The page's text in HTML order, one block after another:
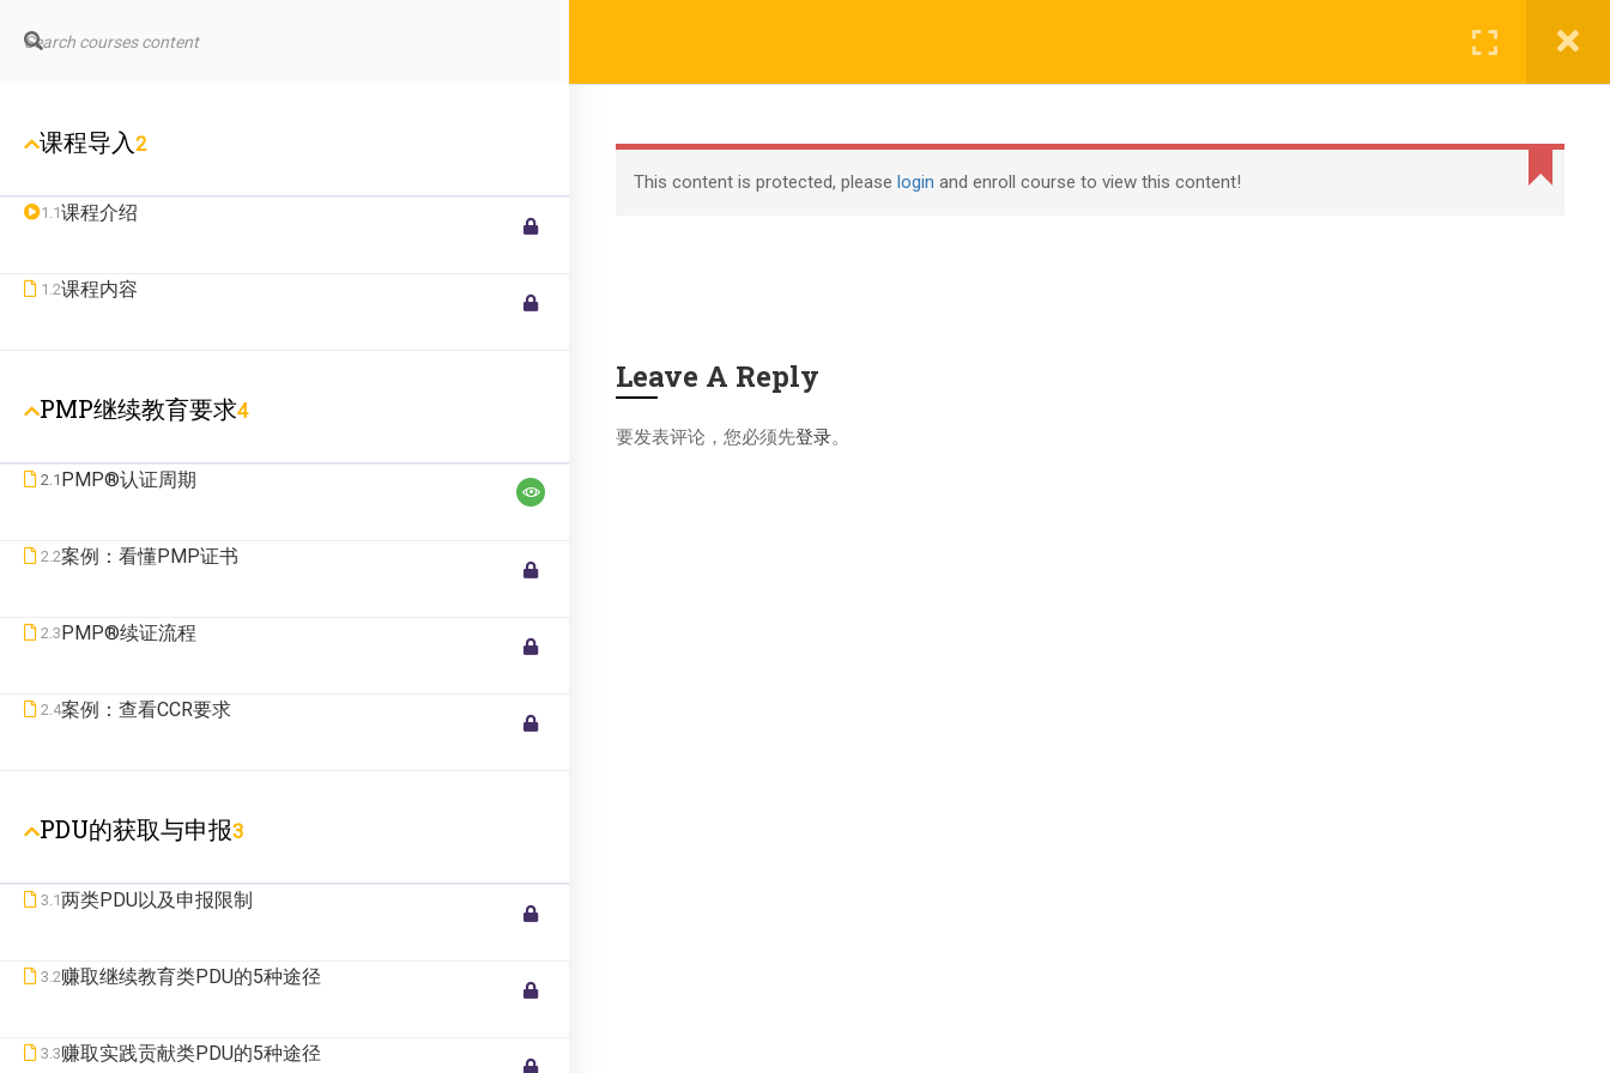
课程导入 2
1.1课程介绍
1.2课程内容
PMP继续教育要求4
2.1 PMP®认证周期
2.2案例：看懂PMP证书
2.3PMP®续证流程
2.4案例：查看CCR要求
PDU的获取与申报3
3.1两类PDU以及申报限制
3.2赚取继续教育类PDU的5种途径
3.3赚取实践贡献类PDU的5种途径
Cannot read property 'top' of undefined
This content is protected, please login and enroll course to view this content!
Leave A Reply
要发表评论，您必须先登录。
添加一段文本看看效果
PMI, PMP, Project Management Professional (PMP) and PMBOK are registered marks of the Project Management Institute, Inc.